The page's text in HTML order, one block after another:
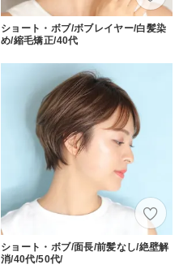
ショート・ボブ/ボブレイヤー/白髪染
め/縮毛矯正/40代
ショート・ボブ/面長/前髪なし/絶壁解
消/40代/50代/